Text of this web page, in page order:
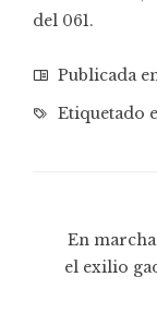
del 061.
Publicada
Etiquetado
En
el exilio